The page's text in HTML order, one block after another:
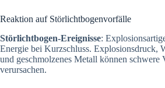
Reaktion auf Störlichtbogenvorfälle
Störlichtbogen-Ereignisse:
Energie bei Kurzschluss. Explosionsdruck,
und geschmolzenes Metall können schwere
verursachen.